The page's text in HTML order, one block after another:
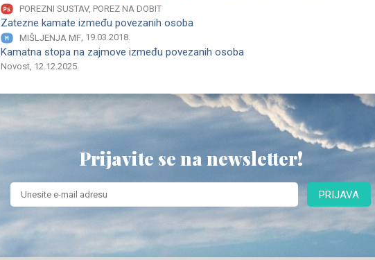
POREZNI SUSTAV, POREZ NA DOBIT
Zatezne kamate između povezanih osoba
MIŠLJENJA MF, 19.03.2018.
Kamatna stopa na zajmove između povezanih osoba
Novost, 12.12.2025.
Prijavite se na newsletter!
PRIJAVA